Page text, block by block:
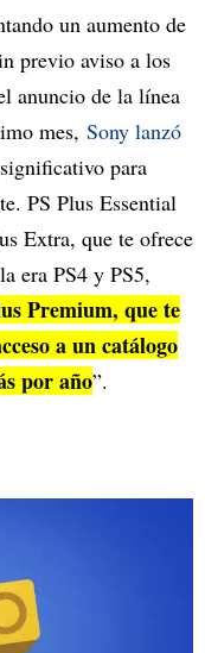
un aumento de
previo aviso a los
anuncio de la línea
mes, Sony lanzó
para
PS Plus Essential
Extra, que te ofrece
era PS4 y PS5,
Premium, que te
a un catálogo
por año”.